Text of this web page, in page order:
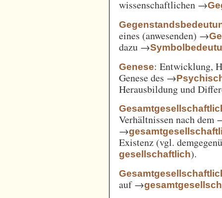
wissenschaftlichen →
eines (anwesenden) →
dazu →
Genese: Entwicklung,
Genese des →
Herausbildung und
Verhältnissen nach dem
→
Existenz (vgl.
gesellschaftlich).
auf →